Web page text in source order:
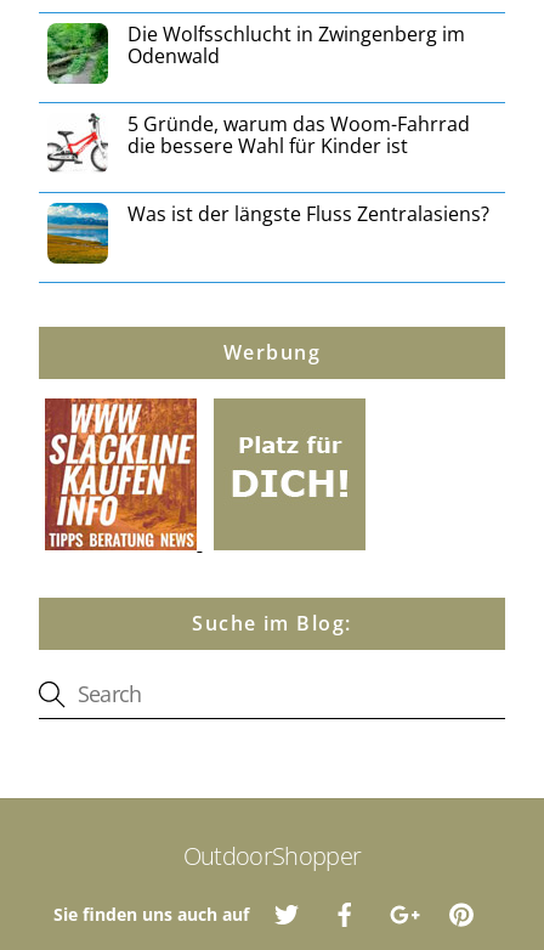
Die Wolfsschlucht in Zwingenberg im
Odenwald
5 Gründe, warum das Woom-Fahrrad
die bessere Wahl für Kinder ist
Was ist der längste Fluss Zentralasiens?
Werbung
Suche im Blog:
OutdoorShopper
Sie finden uns auch auf